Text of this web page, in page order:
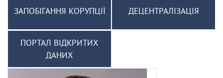
ЗАПОБІГАННЯ КОРУПЦІЇ ДЕЦЕНТРАЛІЗАЦІЯ
ПОРТАЛ ВІДКРИТИХ
ДАНИХ